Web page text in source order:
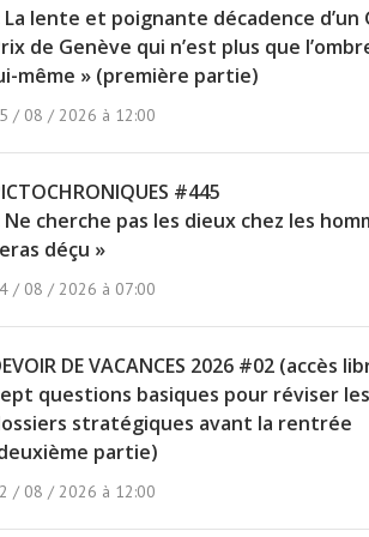
La lente et poignante décadence d’un
de Genève qui n’est plus que
même » (première partie)
/ 08 / 2026 à 12:00
#445
Ne cherche pas les dieux chez les
déçu »
/ 08 / 2026 à 07:00
DE VACANCES 2026 #02 (accès
questions basiques pour réviser les
stratégiques avant la rentrée
partie)
/ 08 / 2026 à 12:00